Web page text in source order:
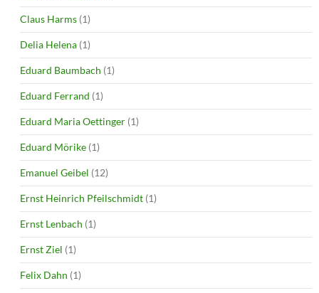
Claus Harms (1)
Delia Helena (1)
Eduard Baumbach (1)
Eduard Ferrand (1)
Eduard Maria Oettinger (1)
Eduard Mörike (1)
Emanuel Geibel (12)
Ernst Heinrich Pfeilschmidt (1)
Ernst Lenbach (1)
Ernst Ziel (1)
Felix Dahn (1)